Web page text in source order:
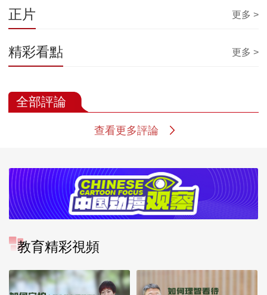
正片 更多 >
精彩看點 更多 >
全部評論
查看更多評論
教育精彩視頻